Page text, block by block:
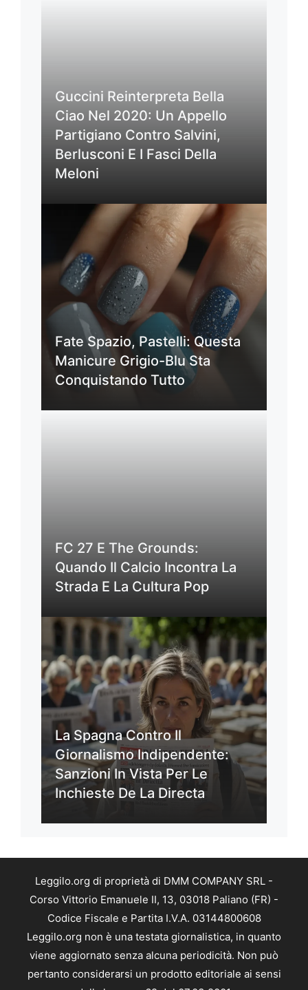
Guccini Reinterpreta Bella
Ciao Nel 2020: Un Appello
Partigiano Contro Salvini,
Berlusconi E I Fasci Della
Meloni
Fate Spazio, Pastelli: Questa
Manicure Grigio-Blu Sta
Conquistando Tutto
FC 27 E The Grounds:
Quando Il Calcio Incontra La
Strada E La Cultura Pop
La Spagna Contro Il
Giornalismo Indipendente:
Sanzioni In Vista Per Le
Inchieste De La Directa
Leggilo.org di proprietà di DMM COMPANY SRL -
Corso Vittorio Emanuele II, 13, 03018 Paliano (FR) -
Codice Fiscale e Partita I.V.A. 03144800608
Leggilo.org non è una testata giornalistica, in quanto
viene aggiornato senza alcuna periodicità. Non può
pertanto considerarsi un prodotto editoriale ai sensi